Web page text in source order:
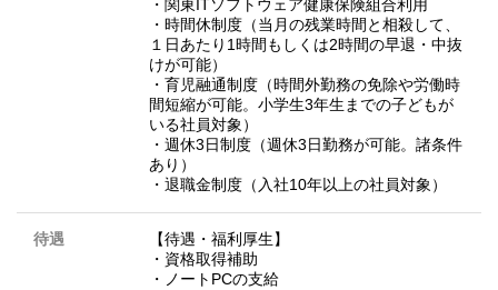
・関東ITソフトウェア健康保険組合利用
・時間休制度（当月の残業時間と相殺して、
１日あたり1時間もしくは2時間の早退・中抜
けが可能）
・育児融通制度（時間外勤務の免除や労働時
間短縮が可能。小学生3年生までの子どもが
いる社員対象）
・週休3日制度（週休3日勤務が可能。諸条件
あり）
・退職金制度（入社10年以上の社員対象）
待遇
【待遇・福利厚生】
・資格取得補助
・ノートPCの支給